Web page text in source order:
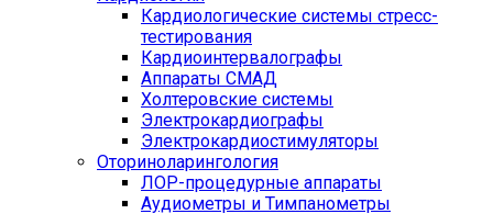
Кардиологические системы стресс-
тестирования
Кардиоинтервалографы
Аппараты СМАД
Холтеровские системы
Электрокардиографы
Электрокардиостимуляторы
Оториноларингология
ЛОР-процедурные аппараты
Аудиометры и Тимпанометры